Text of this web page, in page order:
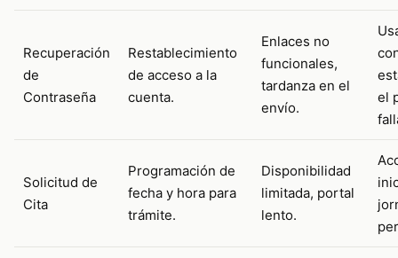
Recuperación
de
Contraseña
Restablecimiento
de acceso a la
cuenta.
Enlaces no
funcionales,
tardanza en el
envío.
el
Solicitud de
Cita
Programación de
fecha y hora para
trámite.
Disponibilidad
limitada, portal
lento.